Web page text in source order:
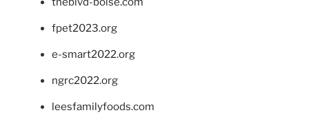
fpet2023.org
e-smart2022.org
ngrc2022.org
leesfamilyfoods.com